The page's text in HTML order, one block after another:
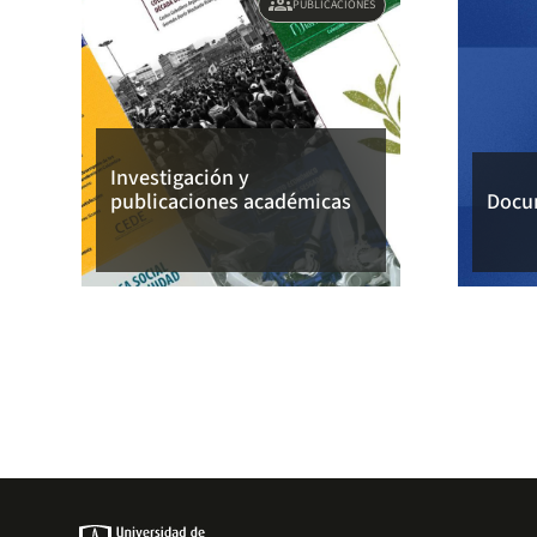
PUBLICACIONES
Investigación y
publicaciones académicas